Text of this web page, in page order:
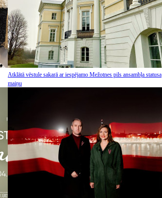
Atklātā vēstule sakarā ar iespējamo Mežotnes pils ansambļa statusa
maiņu